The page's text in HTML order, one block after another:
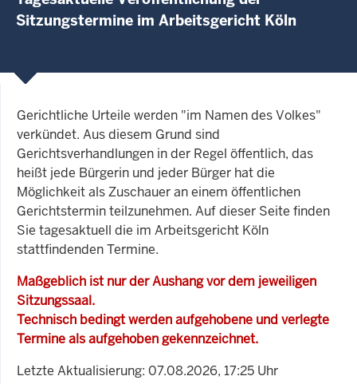
Sitzungstermine im Arbeitsgericht Köln
Gerichtliche Urteile werden "im Namen des Volkes"
verkündet. Aus diesem Grund sind
Gerichtsverhandlungen in der Regel öffentlich, das
heißt jede Bürgerin und jeder Bürger hat die
Möglichkeit als Zuschauer an einem öffentlichen
Gerichtstermin teilzunehmen. Auf dieser Seite finden
Sie tagesaktuell die im Arbeitsgericht Köln
stattfindenden Termine.
Maßgeblich ist nur der Aushang vor dem jeweiligen
Sitzungssaal.
Technisch bedingt werden aufgehobene und verlegte
Termine als aufgehoben gekennzeichnet.
Letzte Aktualisierung: 07.08.2026, 17:25 Uhr